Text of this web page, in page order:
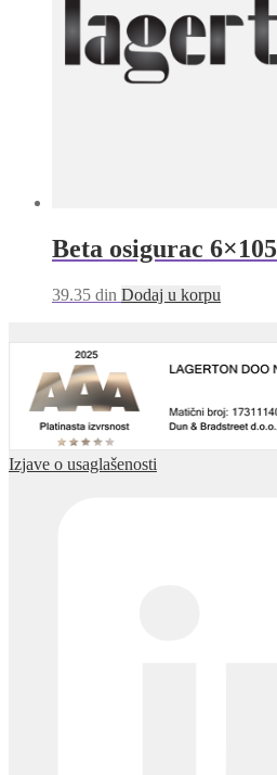
Beta osigurac 6×105
39.35 din Dodaj u korpu
Izjave o usaglašenosti